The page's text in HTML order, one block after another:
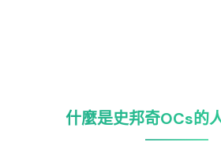
什麼是史邦奇OCs的